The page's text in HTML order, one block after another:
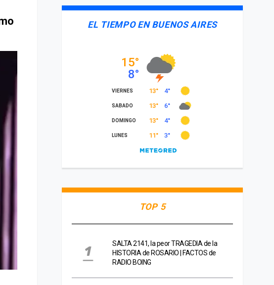
EL TIEMPO EN BUENOS AIRES
TOP 5
SALTA 2141, la peor TRAGEDIA de la
HISTORIA de ROSARIO | FACTOS de
RADIO BOING